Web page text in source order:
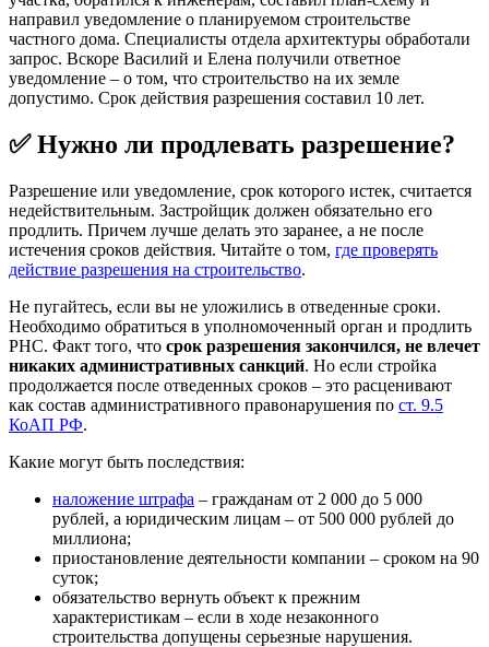
направил уведомление о планируемом строительстве
частного дома. Специалисты отдела архитектуры обработали
запрос. Вскоре Василий и Елена получили ответное
уведомление – о том, что строительство на их земле
допустимо. Срок действия разрешения составил 10 лет.
✅ Нужно ли продлевать разрешение?
Разрешение или уведомление, срок которого истек, считается
недействительным. Застройщик должен обязательно его
продлить. Причем лучше делать это заранее, а не после
истечения сроков действия. Читайте о том, где проверять
действие разрешения на строительство.
Не пугайтесь, если вы не уложились в отведенные сроки.
Необходимо обратиться в уполномоченный орган и продлить
РНС. Факт того, что срок разрешения закончился, не влечет
никаких административных санкций. Но если стройка
продолжается после отведенных сроков – это расценивают
как состав административного правонарушения по ст. 9.5
КоАП РФ.
Какие могут быть последствия:
наложение штрафа – гражданам от 2 000 до 5 000
рублей, а юридическим лицам – от 500 000 рублей до
миллиона;
приостановление деятельности компании – сроком на 90
суток;
обязательство вернуть объект к прежним
характеристикам – если в ходе незаконного
строительства допущены серьезные нарушения.